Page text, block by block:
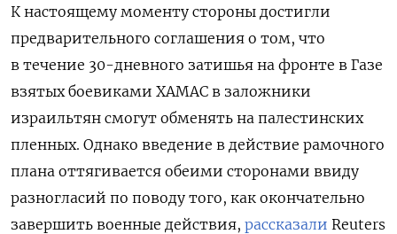
К настоящему моменту стороны достигли
предварительного соглашения о том, что
в течение 30-дневного затишья на фронте в Газе
взятых боевиками ХАМАС в заложники
израильтян смогут обменять на палестинских
пленных. Однако введение в действие рамочного
плана оттягивается обеими сторонами ввиду
разногласий по поводу того, как окончательно
завершить военные действия, рассказали Reuters